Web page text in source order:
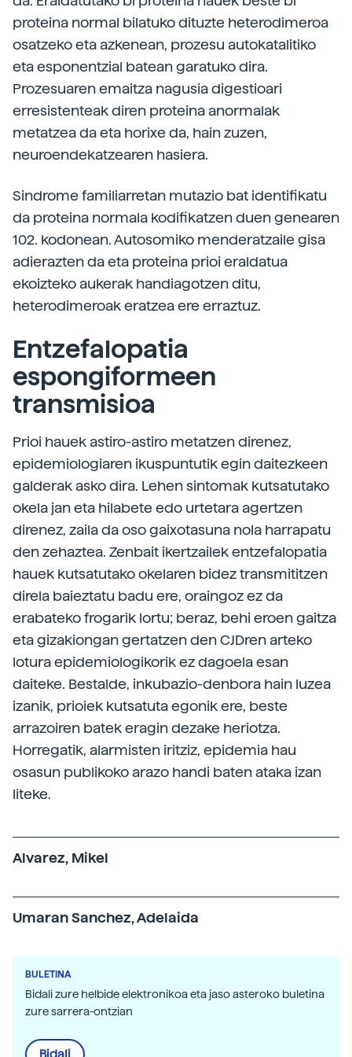
proteina normal bilatuko dituzte heterodimeroa
osatzeko eta azkenean, prozesu autokatalitiko
eta esponentzial batean garatuko dira.
Prozesuaren emaitza nagusia digestioari
erresistenteak diren proteina anormalak
metatzea da eta horixe da, hain zuzen,
neuroendekatzearen hasiera.
Sindrome familiarretan mutazio bat identifikatu
da proteina normala kodifikatzen duen genearen
102. kodonean. Autosomiko menderatzaile gisa
adierazten da eta proteina prioi eraldatua
ekoizteko aukerak handiagotzen ditu,
heterodimeroak eratzea ere erraztuz.
Entzefalopatia
espongiformeen
transmisioa
Prioi hauek astiro-astiro metatzen direnez,
epidemiologiaren ikuspuntutik egin daitezkeen
galderak asko dira. Lehen sintomak kutsatutako
okela jan eta hilabete edo urtetara agertzen
direnez, zaila da oso gaixotasuna nola harrapatu
den zehaztea. Zenbait ikertzailek entzefalopatia
hauek kutsatutako okelaren bidez transmititzen
direla baieztatu badu ere, oraingoz ez da
erabateko frogarik lortu; beraz, behi eroen gaitza
eta gizakiongan gertatzen den CJDren arteko
lotura epidemiologikorik ez dagoela esan
daiteke. Bestalde, inkubazio-denbora hain luzea
izanik, prioiek kutsatuta egonik ere, beste
arrazoiren batek eragin dezake heriotza.
Horregatik, alarmisten iritziz, epidemia hau
osasun publikoko arazo handi baten ataka izan
liteke.
Alvarez, Mikel
Umaran Sanchez, Adelaida
BULETINA
Bidali zure helbide elektronikoa eta jaso asteroko buletina
zure sarrera-ontzian